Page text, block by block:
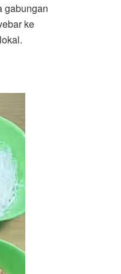
gabungan
ke